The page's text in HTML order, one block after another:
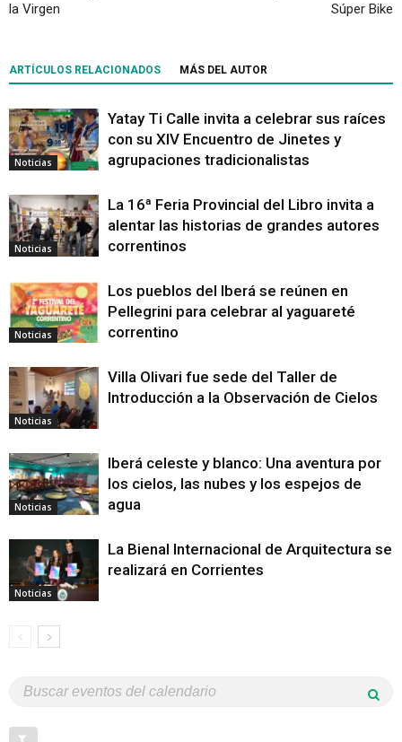
la Virgen
Súper Bike
ARTÍCULOS RELACIONADOS MÁS DEL AUTOR
Noticias
Yatay Ti Calle invita a celebrar sus raíces
con su XIV Encuentro de Jinetes y
agrupaciones tradicionalistas
Noticias
La 16ª Feria Provincial del Libro invita a
alentar las historias de grandes autores
correntinos
Noticias
Los pueblos del Iberá se reúnen en
Pellegrini para celebrar al yaguareté
correntino
Noticias
Villa Olivari fue sede del Taller de
Introducción a la Observación de Cielos
Noticias
Iberá celeste y blanco: Una aventura por
los cielos, las nubes y los espejos de
agua
Noticias
La Bienal Internacional de Arquitectura se
realizará en Corrientes